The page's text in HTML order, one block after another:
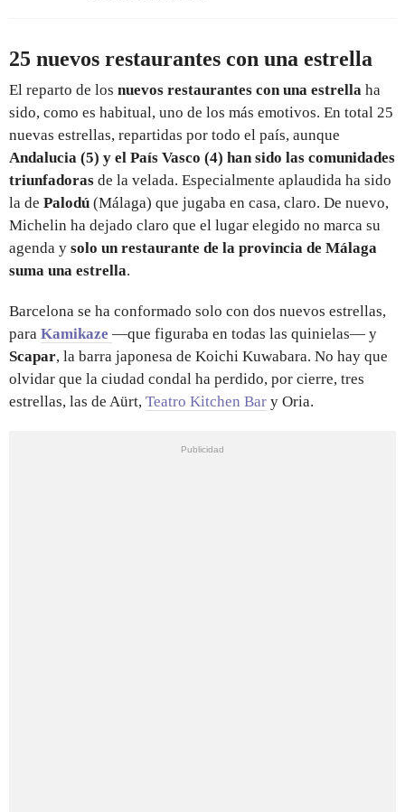
25 nuevos restaurantes con una estrella
El reparto de los nuevos restaurantes con una estrella ha
sido, como es habitual, uno de los más emotivos. En total 25
nuevas estrellas, repartidas por todo el país, aunque
Andalucia (5) y el País Vasco (4) han sido las comunidades
triunfadoras de la velada. Especialmente aplaudida ha sido
la de Palodú (Málaga) que jugaba en casa, claro. De nuevo,
Michelin ha dejado claro que el lugar elegido no marca su
agenda y solo un restaurante de la provincia de Málaga
suma una estrella.
Barcelona se ha conformado solo con dos nuevos estrellas,
para Kamikaze —que figuraba en todas las quinielas— y
Scapar, la barra japonesa de Koichi Kuwabara. No hay que
olvidar que la ciudad condal ha perdido, por cierre, tres
estrellas, las de Aürt, Teatro Kitchen Bar y Oria.